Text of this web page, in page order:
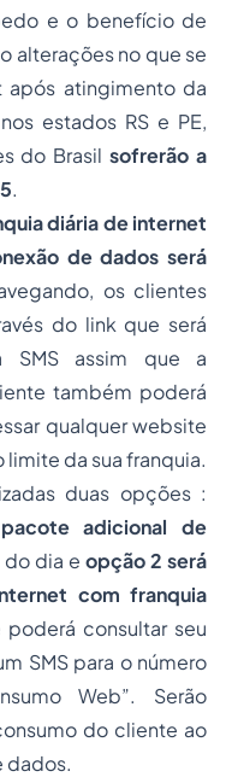
e o benefício de
alterações no que se
após atingimento da
estados RS e PE,
do Brasilsofrerão a
.
diária de internet
de dados será
os clientes
do link que será
SMS assim que a
também poderá
qualquer website
limite da sua franquia.
duas opções :
adicional de
do dia e opção 2 será
com franquia
consultar seu
SMS para o número
Web”. Serão
do cliente ao
dados.